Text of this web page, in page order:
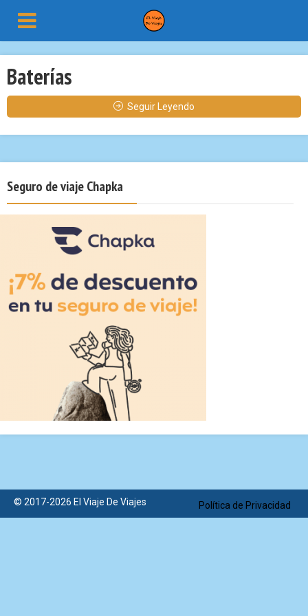
Baterías
Seguir Leyendo
Seguro de viaje Chapka
© 2017-2026 El Viaje De Viajes Política de Privacidad